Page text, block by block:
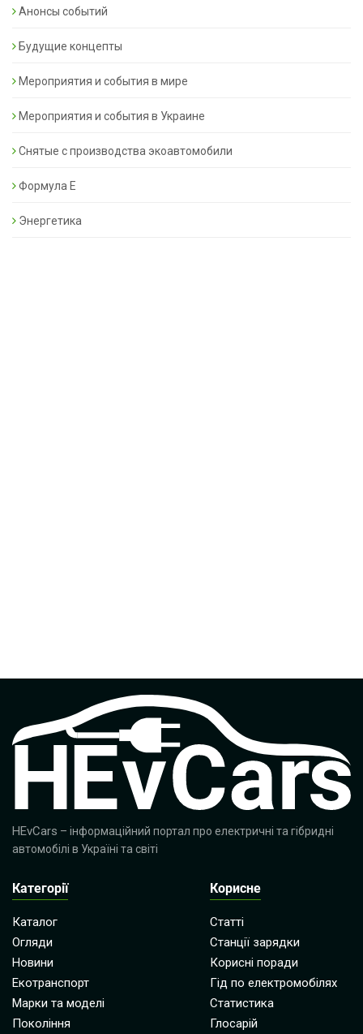
Анонсы событий
Будущие концепты
Мероприятия и события в мире
Мероприятия и события в Украине
Снятые с производства экоавтомобили
Формула Е
Энергетика
HEvCars – інформаційний портал про електричні та гібридні
автомобілі в Україні та світі
Категорії
Каталог
Огляди
Новини
Екотранспорт
Марки та моделі
Покоління
Корисне
Статті
Станції зарядки
Корисні поради
Гід по електромобілях
Статистика
Глосарій